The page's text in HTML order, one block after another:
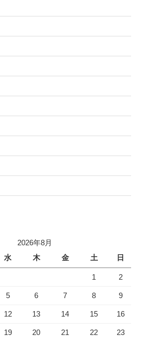
2026年8月
水 木 金 土 日
1 2
5 6 7 8 9
12 13 14 15 16
19 20 21 22 23